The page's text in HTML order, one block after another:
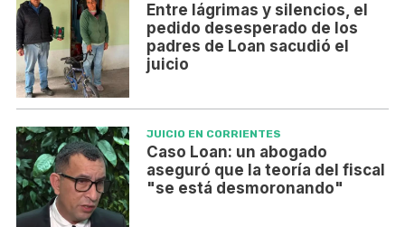
Entre lágrimas y silencios, el
pedido desesperado de los
padres de Loan sacudió el
juicio
JUICIO EN CORRIENTES
Caso Loan: un abogado
aseguró que la teoría del fiscal
"se está desmoronando"